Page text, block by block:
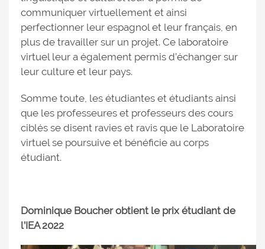
communiquer virtuellement et ainsi
perfectionner leur espagnol et leur français, en
plus de travailler sur un projet. Ce laboratoire
virtuel leur a également permis d’échanger sur
leur culture et leur pays.
Somme toute, les étudiantes et étudiants ainsi
que les professeures et professeurs des cours
ciblés se disent ravies et ravis que le Laboratoire
virtuel se poursuive et bénéficie au corps
étudiant.
Dominique Boucher obtient le prix étudiant de
l’IEA 2022